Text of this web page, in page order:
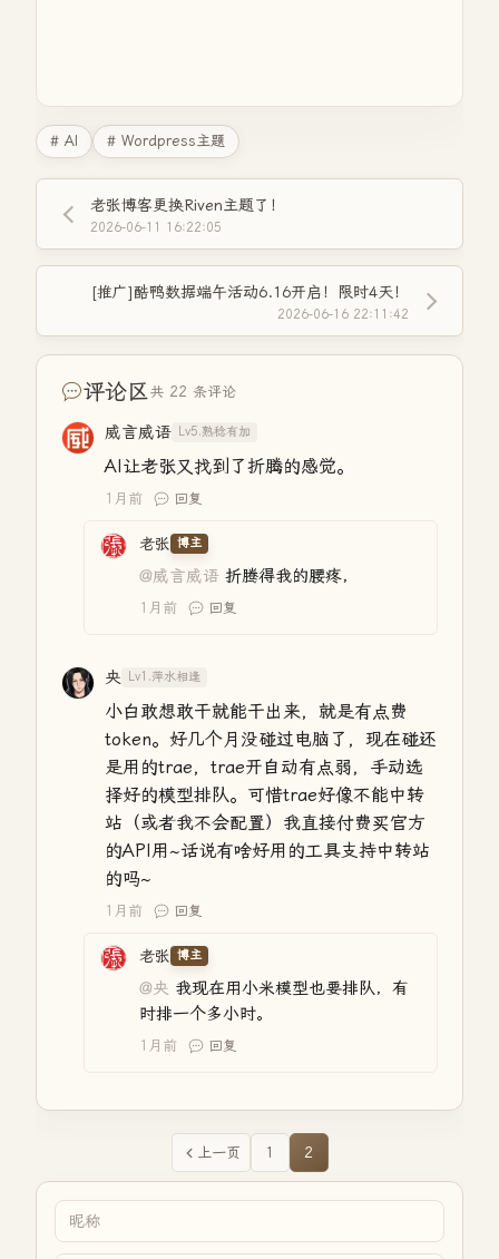
# AI # Wordpress主题
老张博客更换Riven主题了！
2026-06-11 16:22:05
[推广]酷鸭数据端午活动6.16开启！限时4天！
2026-06-16 22:11:42
评论区共 22 条评论
威言威语 Lv5.熟稔有加
AI让老张又找到了折腾的感觉。
1月前 回复
老张 博主
@威言威语 折腾得我的腰疼，
1月前 回复
央 Lv1.萍水相逢
小白敢想敢干就能干出来，就是有点费
token。好几个月没碰过电脑了，现在碰还
是用的trae，trae开自动有点弱，手动选
择好的模型排队。可惜trae好像不能中转
站（或者我不会配置）我直接付费买官方
的API用~话说有啥好用的工具支持中转站
的吗~
1月前 回复
老张 博主
@央 我现在用小米模型也要排队，有
时排一个多小时。
1月前 回复
上一页 1 2